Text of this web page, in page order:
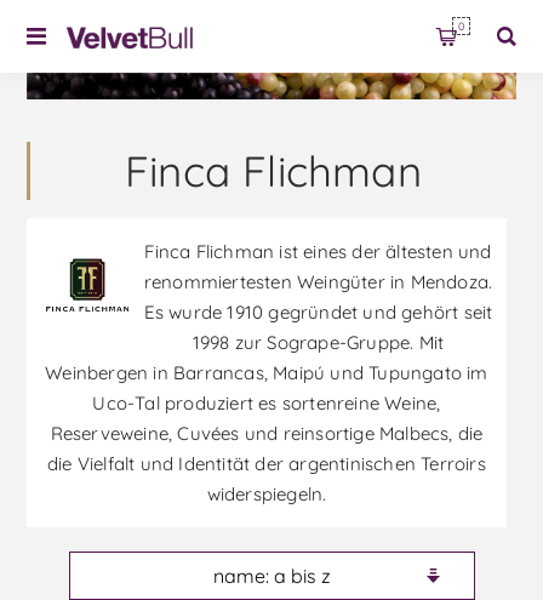
0
Finca Flichman
Finca Flichman ist eines der ältesten und
renommiertesten Weingüter in Mendoza.
Es wurde 1910 gegründet und gehört seit
1998 zur Sogrape-Gruppe. Mit
Weinbergen in Barrancas, Maipú und Tupungato im
Uco-Tal produziert es sortenreine Weine,
Reserveweine, Cuvées und reinsortige Malbecs, die
die Vielfalt und Identität der argentinischen Terroirs
widerspiegeln.